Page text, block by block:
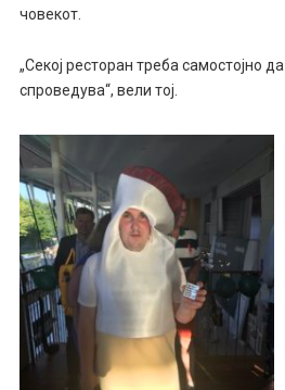
човекот.
„Секој ресторан треба самостојно
спроведува“, вели тој.